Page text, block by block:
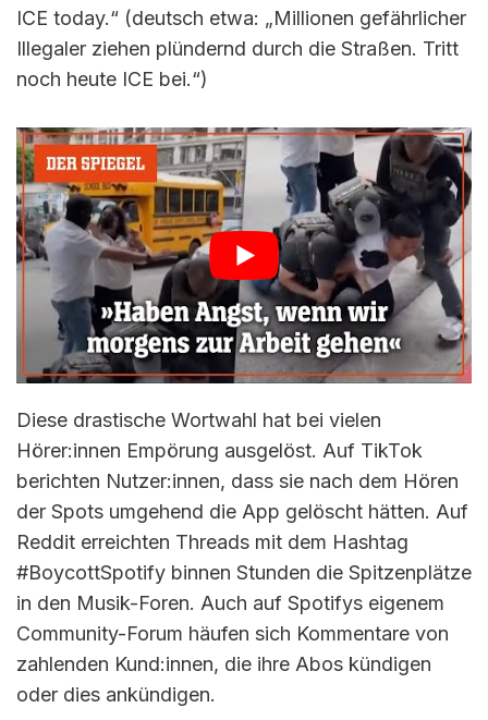
ICE today.“ (deutsch etwa: „Millionen gefährlicher
Illegaler ziehen plündernd durch die Straßen. Tritt
noch heute ICE bei.“)
Diese drastische Wortwahl hat bei vielen
Hörer:innen Empörung ausgelöst. Auf TikTok
berichten Nutzer:innen, dass sie nach dem Hören
der Spots umgehend die App gelöscht hätten. Auf
Reddit erreichten Threads mit dem Hashtag
#BoycottSpotify binnen Stunden die Spitzenplätze
in den Musik-Foren. Auch auf Spotifys eigenem
Community-Forum häufen sich Kommentare von
zahlenden Kund:innen, die ihre Abos kündigen
oder dies ankündigen.